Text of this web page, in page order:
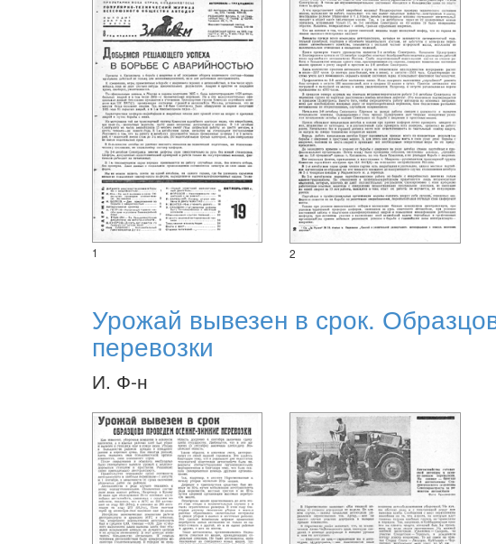
1 2
Урожай вывезен в срок.
перевозки
И. Ф-н